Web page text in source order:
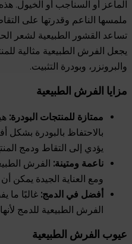
الماعز أو السناجب أو
ملمسها الناعم وقدرتها على
تساعد القشور الطبيعية لشعر
يجعل الفرش الطبيعية مثالية
والبرونزر، وبودرة التثبيت.
مزايا الفرش الطبيعية
ممتازة للمنتجات البودرة:
بالاحتفاظ بالبودرة
يؤدي إلى التقاط ودمج
ناعمة ومتينة: الفرش
ومع العناية الجيدة يمكن
أفضل في الدمج: غالبًا ما
الفرش الطبيعية للدمج
عيوب الفرش الطبيعية